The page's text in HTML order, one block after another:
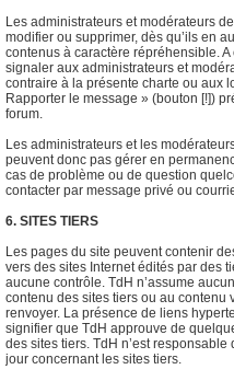
Les administrateurs et modérateurs
modifier ou supprimer, dès qu’ils en
contenus à caractère répréhensible.
signaler aux administrateurs et
contraire à la présente charte ou aux
Rapporter le message » (bouton [!])
forum.
Les administrateurs et les
peuvent donc pas gérer en
cas de problème ou de question
contacter par message privé ou
6. SITES TIERS
Les pages du site peuvent contenir
vers des sites Internet édités par des
aucune contrôle. TdH n’assume
contenu des sites tiers ou au contenu
renvoyer. La présence de liens
signifier que TdH approuve de
des sites tiers. TdH n’est
jour concernant les sites tiers.